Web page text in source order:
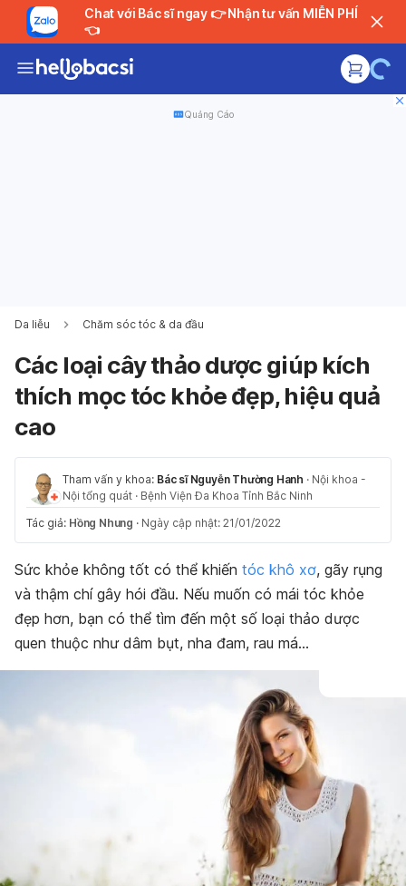
Chat với Bác sĩ ngay 👉 Nhận tư vấn MIỄN PHÍ
👈
Quảng Cáo
Da liễu Chăm sóc tóc & da đầu
Các loại cây thảo dược giúp kích
thích mọc tóc khỏe đẹp, hiệu quả
cao
Tham vấn y khoa: Bác sĩ Nguyễn Thường Hanh · Nội khoa -
Nội tổng quát · Bệnh Viện Đa Khoa Tỉnh Bắc Ninh
Tác giả: Hồng Nhung · Ngày cập nhật: 21/01/2022
Sức khỏe không tốt có thể khiến tóc khô xơ, gãy rụng
và thậm chí gây hói đầu. Nếu muốn có mái tóc khỏe
đẹp hơn, bạn có thể tìm đến một số loại thảo dược
quen thuộc như dâm bụt, nha đam, rau má…